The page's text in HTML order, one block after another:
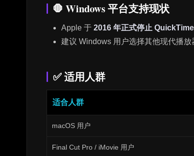
🛑 Windows 平台支持现状
Apple 于 2016 年正式停止
建议 Windows 用户选择其他现代播放
✅ 适用人群
适合人群
macOS 用户
Final Cut Pro / iMovie 用户